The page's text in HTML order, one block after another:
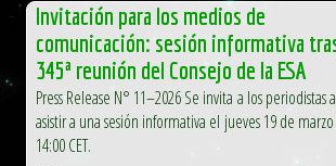
Invitación para los medios de
comunicación: sesión informativa
345ª reunión del Consejo de la ESA
Press Release N° 11–2026 Se invita a los periodistas a
asistir a una sesión informativa el jueves 19 de marzo
14:00 CET.